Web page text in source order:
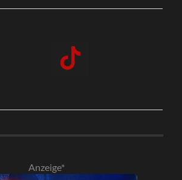
Anzeige*